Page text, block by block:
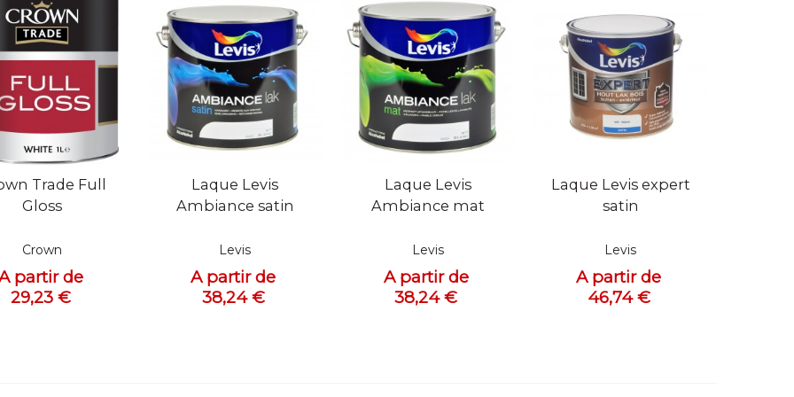
rapide
Trade Full
Gloss
Crown
partir de
29,23 €
Vue rapide
Laque Levis
Ambiance satin
Levis
A partir de
38,24 €
Vue rapide
Laque Levis
Ambiance mat
Levis
A partir de
38,24 €
Vue rapide
Laque Levis expert
satin
Levis
A partir de
46,74 €